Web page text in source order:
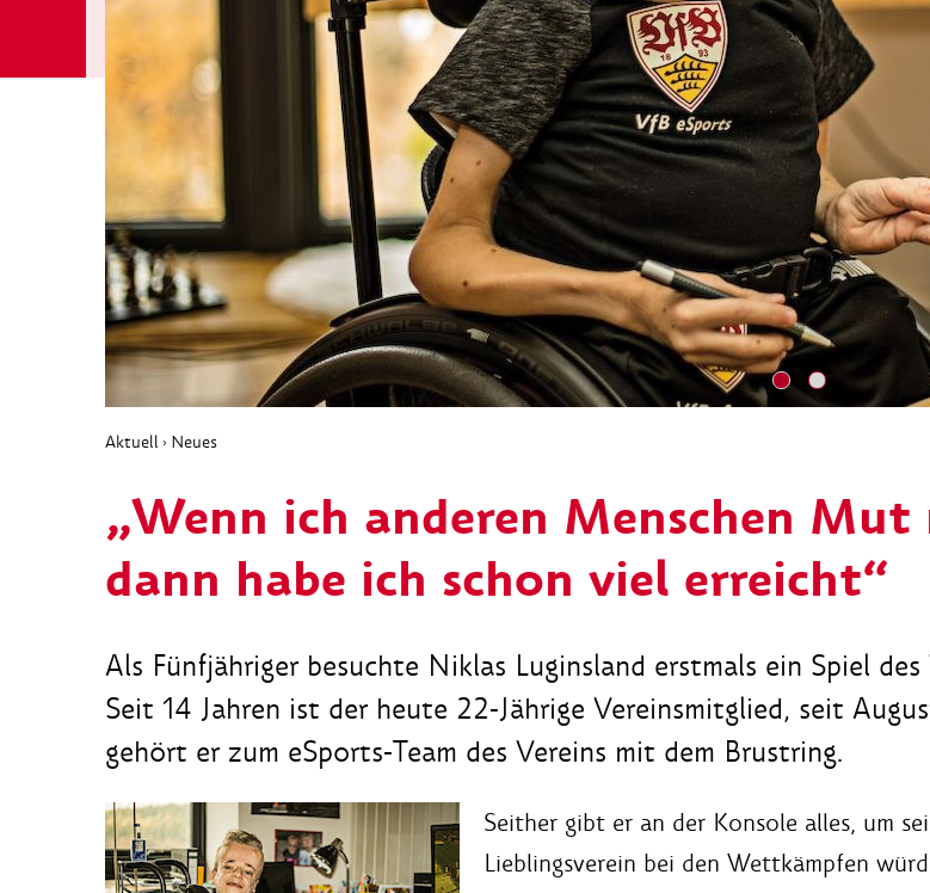
Aktuell › Neues
„Wenn ich anderen Menschen Mut
dann habe ich schon viel erreicht“
Als Fünfjähriger besuchte Niklas Luginsland erstmals ein Spiel des
Seit 14 Jahren ist der heute 22-Jährige Vereinsmitglied, seit
gehört er zum eSports-Team des Vereins mit dem Brustring.
Seither gibt er an der Konsole alles, um
Lieblingsverein bei den Wettkämpfen